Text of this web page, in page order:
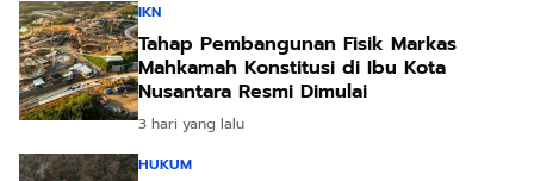
IKN
Tahap Pembangunan Fisik Markas
Mahkamah Konstitusi di Ibu Kota
Nusantara Resmi Dimulai
3 hari yang lalu
HUKUM